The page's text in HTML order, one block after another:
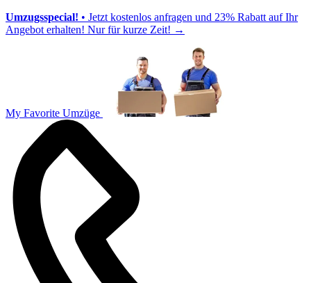
Umzugsspecial! • Jetzt kostenlos anfragen und 23% Rabatt auf Ihr
Angebot erhalten! Nur für kurze Zeit! →
My Favorite Umzüge